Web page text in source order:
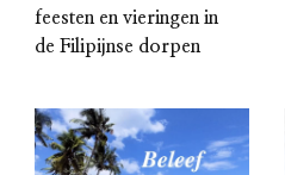
feesten en vieringen in
de Filipijnse dorpen